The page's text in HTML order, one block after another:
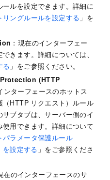
ルを設定できます。詳細に
リングルールを設定する 」を
：現在のインターフェー
きます。詳細については、
る 」をご参照ください。
(HTTP
ンターフェースのホットス
HTTP リクエスト）ルール
ブタブは、サーバー側のイ
使用できます。詳細について
パラメータ保護ルール
を設定する 」をご参照くださ
在のインターフェースのサ